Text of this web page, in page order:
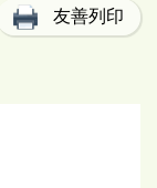
友善列印